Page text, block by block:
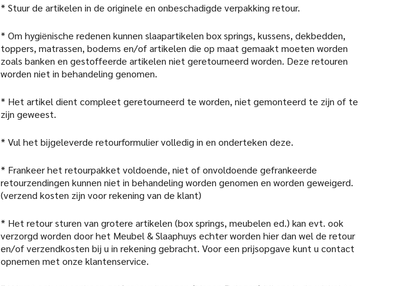
* Stuur de artikelen in de originele en onbeschadigde verpakking retour.
* Om hygiënische redenen kunnen slaapartikelen box springs, kussens, dekbedden,
toppers, matrassen, bodems en/of artikelen die op maat gemaakt moeten worden
zoals banken en gestoffeerde artikelen niet geretourneerd worden. Deze retouren
worden niet in behandeling genomen.
* Het artikel dient compleet geretourneerd te worden, niet gemonteerd te zijn of te
zijn geweest.
* Vul het bijgeleverde retourformulier volledig in en onderteken deze.
* Frankeer het retourpakket voldoende, niet of onvoldoende gefrankeerde
retourzendingen kunnen niet in behandeling worden genomen en worden geweigerd.
(verzend kosten zijn voor rekening van de klant)
* Het retour sturen van grotere artikelen (box springs, meubelen ed.) kan evt. ook
verzorgd worden door het Meubel & Slaaphuys echter worden hier dan wel de retour
en/of verzendkosten bij u in rekening gebracht. Voor een prijsopgave kunt u contact
opnemen met onze klantenservice.